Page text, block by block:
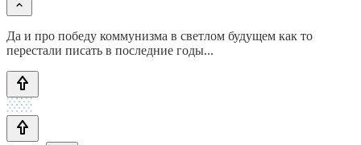
Да и про победу коммунизма в светлом будущем как то
перестали писать в последние годы...